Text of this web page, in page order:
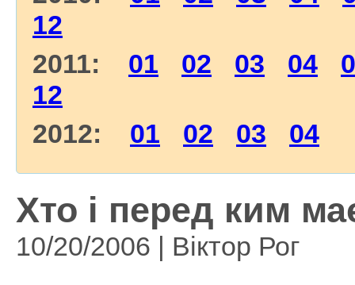
12
2011: 01 02 03 04
12
2012: 01 02 03 04
Хто і перед ким
10/20/2006 | Віктор Рог